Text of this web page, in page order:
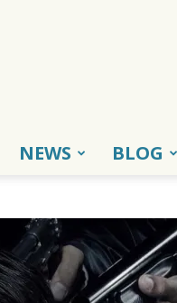
NEWS BLOG